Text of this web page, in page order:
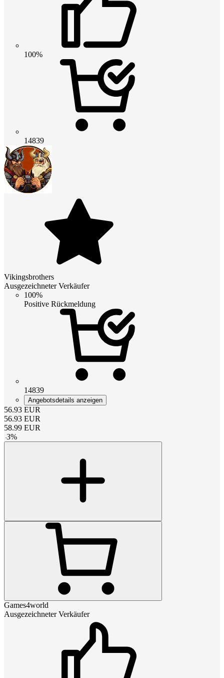
100%
14839
Vikingsbrothers
Ausgezeichneter Verkäufer
100%
Positive Rückmeldung
14839
Angebotsdetails anzeigen
56.93 EUR
56.93 EUR
58.99 EUR
-3%
Games4world
Ausgezeichneter Verkäufer